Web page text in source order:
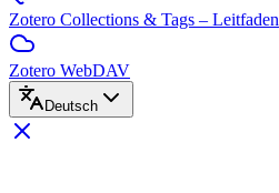
Zotero Collections & Tags – Leitfaden
Zotero WebDAV
Deutsch